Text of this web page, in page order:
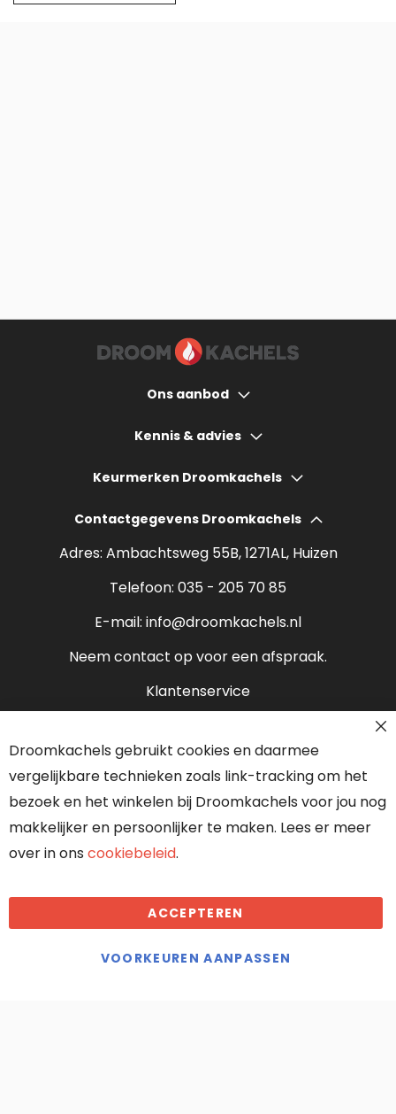
Ons aanbod
Houtkachels
Bio ethanol haarden
Sfeerhaarden
Open haard
Kennis & advies
Hoeveel bespaart een houtkachel?
Keurmerken Droomkachels
Contactgegevens Droomkachels
Adres: Ambachtsweg 55B, 1271AL, Huizen
Telefoon: 035 - 205 70 85
E-mail: info@droomkachels.nl
Neem contact op voor een afspraak.
Klantenservice
Over ons
Onze partners
Algemene voorwaarden
Droomkachels maakt gebruik vancookies
KVK: 70636117
BTW: NL858402889B01
Droomkachels gebruikt cookies en daarmee
vergelijkbare technieken zoals link-tracking om het
bezoek en het winkelen bij Droomkachels voor jou nog
makkelijker en persoonlijker te maken. Lees er meer
over in ons cookiebeleid.
ACCEPTEREN
VOORKEUREN AANPASSEN